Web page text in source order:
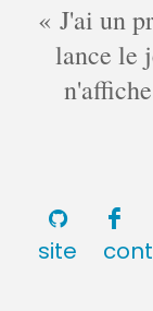
J'ai un
lance le
site